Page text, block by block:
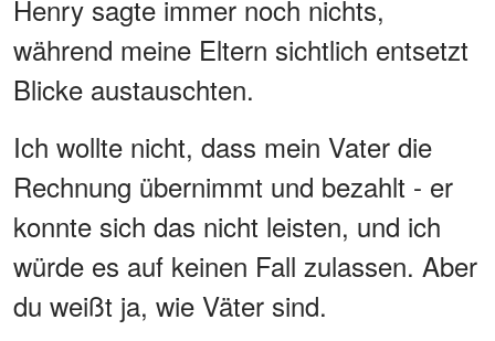
Henry sagte immer noch nichts,
während meine Eltern sichtlich entsetzt
Blicke austauschten.
Ich wollte nicht, dass mein Vater die
Rechnung übernimmt und bezahlt - er
konnte sich das nicht leisten, und ich
würde es auf keinen Fall zulassen. Aber
du weißt ja, wie Väter sind.